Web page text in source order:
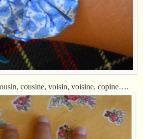
cousine, voisin, voisine, copine….